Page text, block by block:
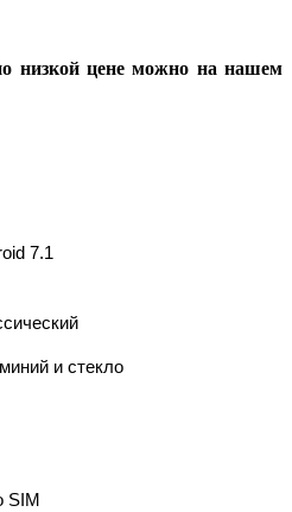
низкой цене можно на нашем
7.1
и стекло
SIM